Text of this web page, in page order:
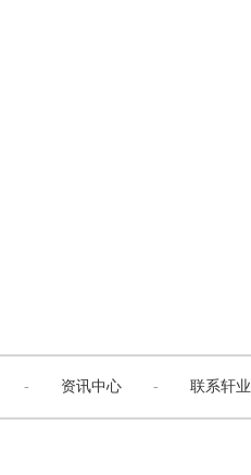
- 资讯中心 - 联系轩业